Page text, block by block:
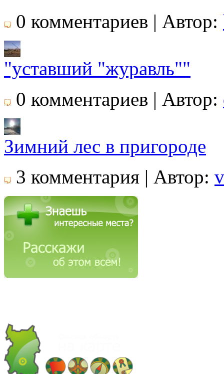
0 комментариев | Автор:
"уставший "журавль""
0 комментариев | Автор:
Зимний лес в пригороде
3 комментария | Автор: